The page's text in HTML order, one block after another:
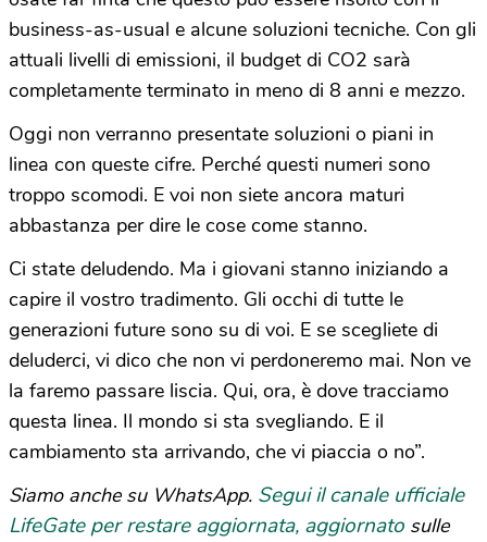
business-as-usual e alcune soluzioni tecniche. Con gli
attuali livelli di emissioni, il budget di CO2 sarà
completamente terminato in meno di 8 anni e mezzo.
Oggi non verranno presentate soluzioni o piani in
linea con queste cifre. Perché questi numeri sono
troppo scomodi. E voi non siete ancora maturi
abbastanza per dire le cose come stanno.
Ci state deludendo. Ma i giovani stanno iniziando a
capire il vostro tradimento. Gli occhi di tutte le
generazioni future sono su di voi. E se scegliete di
deluderci, vi dico che non vi perdoneremo mai. Non ve
la faremo passare liscia. Qui, ora, è dove tracciamo
questa linea. Il mondo si sta svegliando. E il
cambiamento sta arrivando, che vi piaccia o no”.
Siamo anche su WhatsApp. Segui il canale ufficiale
LifeGate per restare aggiornata, aggiornato sulle